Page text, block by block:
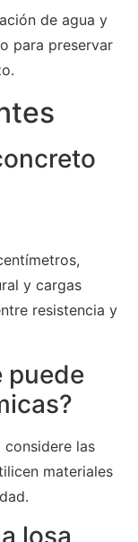
de agua y
para preservar
y cargas
resistencia y
puede
considere las
materiales